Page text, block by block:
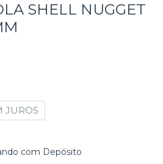
SHELL NUGGET
JUROS
com Depósito